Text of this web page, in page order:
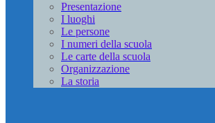
Presentazione
I luoghi
Le persone
I numeri della scuola
Le carte della scuola
Organizzazione
La storia